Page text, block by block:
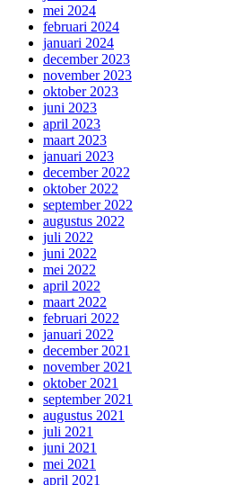
mei 2024
februari 2024
januari 2024
december 2023
november 2023
oktober 2023
juni 2023
april 2023
maart 2023
januari 2023
december 2022
oktober 2022
september 2022
augustus 2022
juli 2022
juni 2022
mei 2022
april 2022
maart 2022
februari 2022
januari 2022
december 2021
november 2021
oktober 2021
september 2021
augustus 2021
juli 2021
juni 2021
mei 2021
april 2021